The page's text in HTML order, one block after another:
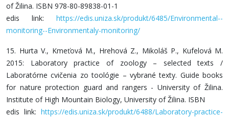
of Žilina. ISBN 978-80-89838-01-1
edis link: https://edis.uniza.sk/produkt/6485/Environmental--
monitoring--Environmentaly-monitoring/
15. Hurta V., Kmeťová M., Hrehová Z., Mikoláš P., Kufelová M.
2015: Laboratory practice of zoology – selected texts /
Laboratórne cvičenia zo toológie – vybrané texty. Guide books
for nature protection guard and rangers - University of Žilina.
Institute of High Mountain Biology, University of Žilina. ISBN
edis link: https://edis.uniza.sk/produkt/6488/Laboratory-practice-